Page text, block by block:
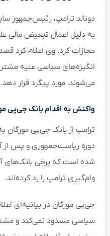
دونالد ترامپ، رئیس‌جمهور
به دلیل اعمال تبعیض مالی
مجازات کرد. وی اعلام کرد
انگیزه‌های سیاسی علیه
می‌شوند، مورد پیگرد قرار دهد.
واکنش به اقدام بانک جی‌پی
ترامپ از بانک جی‌پی
دوره ریاست‌جمهوری و پس از
شده است که برخی بانک‌های
وام‌گیری ترامپ را رد کرده‌اند.
جی‌پی مورگان در بیانیه‌ای
سیاسی مسدود نمی‌کند و